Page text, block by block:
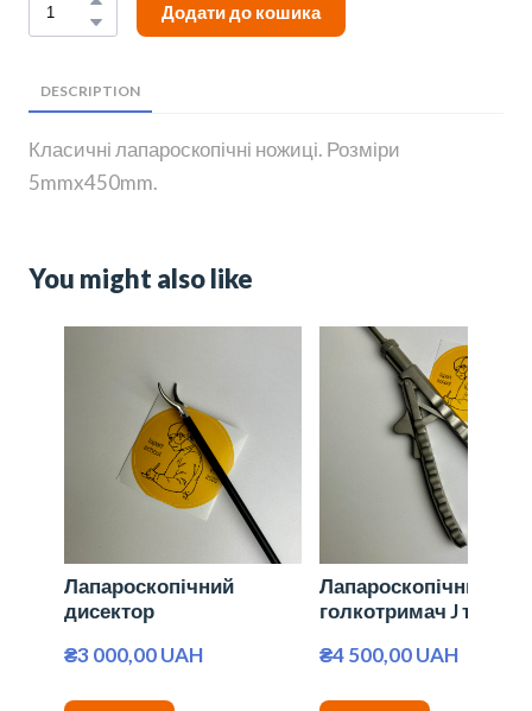
Додати до кошика
DESCRIPTION
Класичні лапароскопічні ножиці. Розміри
5mmx450mm.
You might also like
Лапароскопічний
дисектор
₴3 000,00 UAH
Лапароскопічний
голкотримач J тип
₴4 500,00 UAH